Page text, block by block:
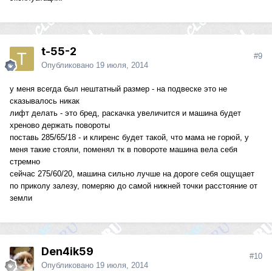
t-55-2
Опубликовано 19 июля, 2014
#9
у меня всегда был нештатный размер - на подвеске это не
сказывалось никак
лифт делать - это бред, раскачка увеличится и машина будет
хреново держать повороты
поставь 285/65/18 - и клиренс будет такой, что мама не горюй, у
меня такие стояли, поменял тк в повороте машина вела себя
стремно
сейчас 275/60/20, машина сильно лучше на дороге себя ощущает
по приколу залезу, померяю до самой нижней точки расстояние от
земли
Den4ik59
Опубликовано 19 июля, 2014
#10